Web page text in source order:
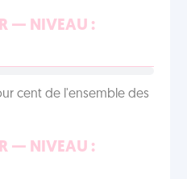
— NIVEAU :
cent de l'ensemble des
— NIVEAU :